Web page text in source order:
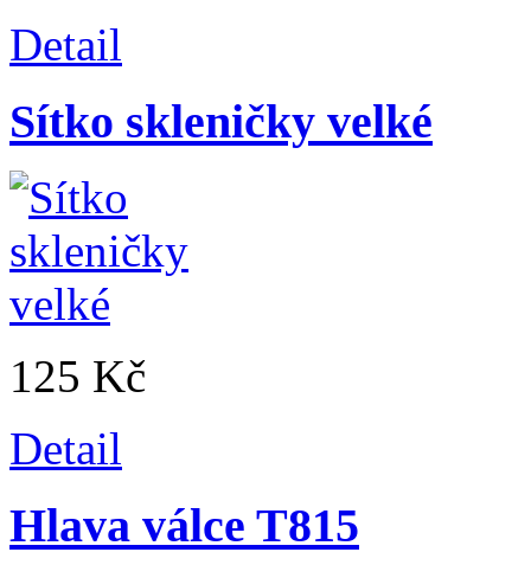
Detail
Sítko skleničky velké
125 Kč
Detail
Hlava válce T815